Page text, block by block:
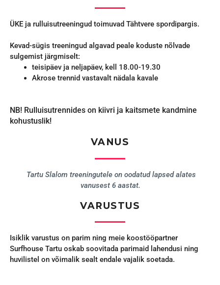
ÜKE ja rulluisutreeningud toimuvad Tähtvere spordipargis.
Kevad-sügis treeningud algavad peale koduste nõlvade
sulgemist järgmiselt:
teisipäev ja neljapäev, kell 18.00-19.30
Akrose trennid vastavalt nädala kavale
NB! Rulluisutrennides on kiivri ja kaitsmete kandmine
kohustuslik!
VANUS
Tartu Slalom treeningutele on oodatud lapsed alates
vanusest 6 aastat.
VARUSTUS
Isiklik varustus on parim ning meie koostööpartner
Surfhouse Tartu oskab soovitada parimaid lahendusi ning
huvilistel on võimalik sealt endale vajalik soetada.